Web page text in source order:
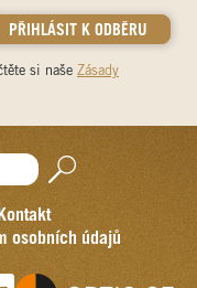
si naše Zásady
osobních údajů